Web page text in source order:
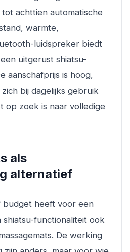
achttien automatische
warmte,
luidspreker biedt
uitgerust shiatsu-
aanschafprijs is hoog,
bij dagelijks gebruik
op zoek is naar volledige
als
alternatief
budget heeft voor een
functionaliteit ook
De werking